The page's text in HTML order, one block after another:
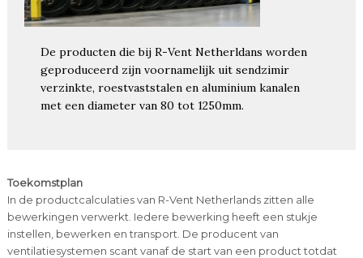
De producten die bij R-Vent Netherldans worden
geproduceerd zijn voornamelijk uit sendzimir
verzinkte, roestvaststalen en aluminium kanalen
met een diameter van 80 tot 1250mm.
Toekomstplan
In de productcalculaties van R-Vent Netherlands zitten alle
bewerkingen verwerkt. Iedere bewerking heeft een stukje
instellen, bewerken en transport. De producent van
ventilatiesystemen scant vanaf de start van een product totdat